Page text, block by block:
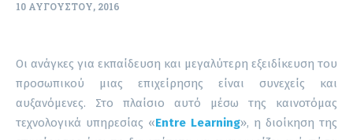
10 ΑΥΓΟΎΣΤΟΥ, 2016
Οι ανάγκες για εκπαίδευση και μεγαλύτερη εξειδίκευση του
προσωπικού μιας επιχείρησης είναι συνεχείς και
αυξανόμενες. Στο πλαίσιο αυτό μέσω της καινοτόμας
τεχνολογικά υπηρεσίας «Entre Learning», η διοίκηση της